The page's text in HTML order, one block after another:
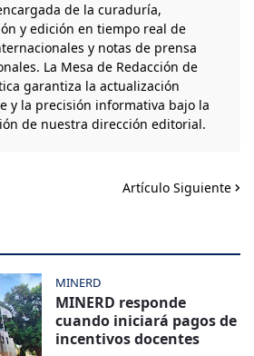
de la curaduría,
y edición en tiempo real de
y notas de prensa
La Mesa de Redacción de
garantiza la actualización
y la precisión informativa bajo la
de nuestra dirección editorial.
Artículo Siguiente
MINERD
MINERD responde
cuando iniciará pagos de
incentivos docentes